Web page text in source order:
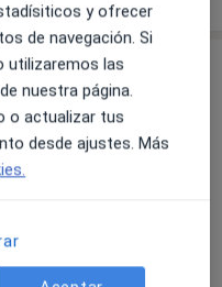
y ofrecer
de navegación. Si
utilizaremos las
nuestra página.
o actualizar tus
desde ajustes. Más